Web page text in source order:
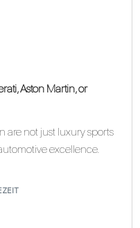
Aston Martin, or
are not just luxury sports
excellence.